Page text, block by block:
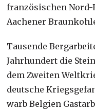
französischen Nord-
Aachener
Tausende
Jahrhundert die
dem Zweiten
deutsche
warb Belgien